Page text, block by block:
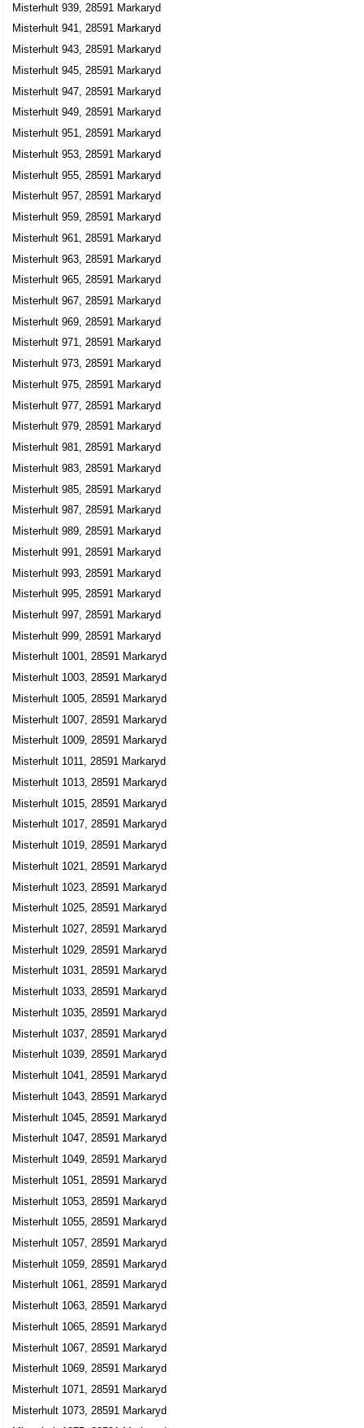
Misterhult 939, 28591 Markaryd
Misterhult 941, 28591 Markaryd
Misterhult 943, 28591 Markaryd
Misterhult 945, 28591 Markaryd
Misterhult 947, 28591 Markaryd
Misterhult 949, 28591 Markaryd
Misterhult 951, 28591 Markaryd
Misterhult 953, 28591 Markaryd
Misterhult 955, 28591 Markaryd
Misterhult 957, 28591 Markaryd
Misterhult 959, 28591 Markaryd
Misterhult 961, 28591 Markaryd
Misterhult 963, 28591 Markaryd
Misterhult 965, 28591 Markaryd
Misterhult 967, 28591 Markaryd
Misterhult 969, 28591 Markaryd
Misterhult 971, 28591 Markaryd
Misterhult 973, 28591 Markaryd
Misterhult 975, 28591 Markaryd
Misterhult 977, 28591 Markaryd
Misterhult 979, 28591 Markaryd
Misterhult 981, 28591 Markaryd
Misterhult 983, 28591 Markaryd
Misterhult 985, 28591 Markaryd
Misterhult 987, 28591 Markaryd
Misterhult 989, 28591 Markaryd
Misterhult 991, 28591 Markaryd
Misterhult 993, 28591 Markaryd
Misterhult 995, 28591 Markaryd
Misterhult 997, 28591 Markaryd
Misterhult 999, 28591 Markaryd
Misterhult 1001, 28591 Markaryd
Misterhult 1003, 28591 Markaryd
Misterhult 1005, 28591 Markaryd
Misterhult 1007, 28591 Markaryd
Misterhult 1009, 28591 Markaryd
Misterhult 1011, 28591 Markaryd
Misterhult 1013, 28591 Markaryd
Misterhult 1015, 28591 Markaryd
Misterhult 1017, 28591 Markaryd
Misterhult 1019, 28591 Markaryd
Misterhult 1021, 28591 Markaryd
Misterhult 1023, 28591 Markaryd
Misterhult 1025, 28591 Markaryd
Misterhult 1027, 28591 Markaryd
Misterhult 1029, 28591 Markaryd
Misterhult 1031, 28591 Markaryd
Misterhult 1033, 28591 Markaryd
Misterhult 1035, 28591 Markaryd
Misterhult 1037, 28591 Markaryd
Misterhult 1039, 28591 Markaryd
Misterhult 1041, 28591 Markaryd
Misterhult 1043, 28591 Markaryd
Misterhult 1045, 28591 Markaryd
Misterhult 1047, 28591 Markaryd
Misterhult 1049, 28591 Markaryd
Misterhult 1051, 28591 Markaryd
Misterhult 1053, 28591 Markaryd
Misterhult 1055, 28591 Markaryd
Misterhult 1057, 28591 Markaryd
Misterhult 1059, 28591 Markaryd
Misterhult 1061, 28591 Markaryd
Misterhult 1063, 28591 Markaryd
Misterhult 1065, 28591 Markaryd
Misterhult 1067, 28591 Markaryd
Misterhult 1069, 28591 Markaryd
Misterhult 1071, 28591 Markaryd
Misterhult 1073, 28591 Markaryd